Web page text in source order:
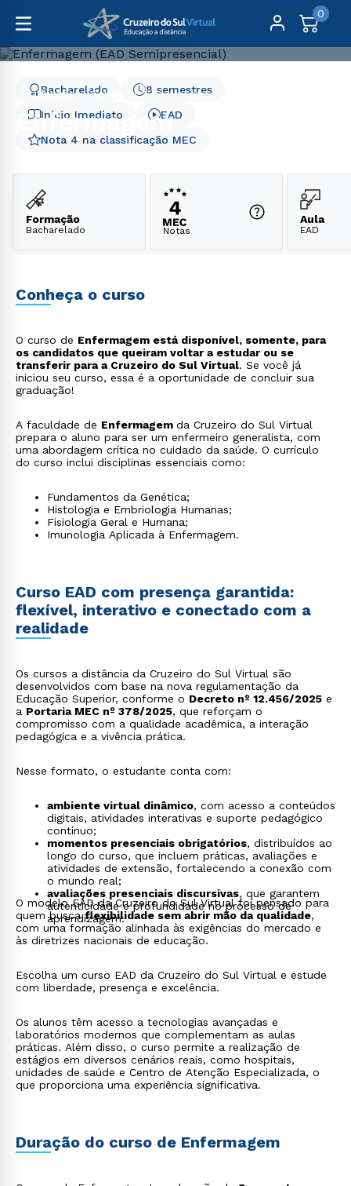
0
Graduação Saúde Enfermagem
Enfermagem
Início Imediato
Nota 4 na classificação MEC
8 semestres
Bacharelado
EAD
Formação
Bacharelado Notas
Aula
EAD
Conheça o curso
O curso de Enfermagem está disponível, somente, para
os candidatos que queiram voltar a estudar ou se
transferir para a Cruzeiro do Sul Virtual. Se você já
iniciou seu curso, essa é a oportunidade de concluir sua
graduação!
A faculdade de Enfermagem da Cruzeiro do Sul Virtual
prepara o aluno para ser um enfermeiro generalista, com
uma abordagem crítica no cuidado da saúde. O currículo
do curso inclui disciplinas essenciais como:
Fundamentos da Genética;
Histologia e Embriologia Humanas;
Fisiologia Geral e Humana;
Imunologia Aplicada à Enfermagem.
Curso EAD com presença garantida:
flexível, interativo e conectado com a
realidade
Os cursos a distância da Cruzeiro do Sul Virtual são
desenvolvidos com base na nova regulamentação da
Educação Superior, conforme o Decreto nº 12.456/2025 e
a Portaria MEC nº 378/2025, que reforçam o
compromisso com a qualidade acadêmica, a interação
pedagógica e a vivência prática.
Nesse formato, o estudante conta com:
ambiente virtual dinâmico, com acesso a conteúdos
digitais, atividades interativas e suporte pedagógico
contínuo;
momentos presenciais obrigatórios, distribuídos ao
longo do curso, que incluem práticas, avaliações e
atividades de extensão, fortalecendo a conexão com
o mundo real;
avaliações presenciais discursivas, que garantem
autenticidade e profundidade no processo de
aprendizagem.
O modelo EAD da Cruzeiro do Sul Virtual foi pensado para
quem buscaflexibilidade sem abrir mão da qualidade,
com uma formação alinhada às exigências do mercado e
às diretrizes nacionais de educação.
Escolha um curso EAD da Cruzeiro do Sul Virtual e estude
com liberdade, presença e excelência.
Os alunos têm acesso a tecnologias avançadas e
laboratórios modernos que complementam as aulas
práticas. Além disso, o curso permite a realização de
estágios em diversos cenários reais, como hospitais,
unidades de saúde e Centro de Atenção Especializada, o
que proporciona uma experiência significativa.
Duração do curso de Enfermagem